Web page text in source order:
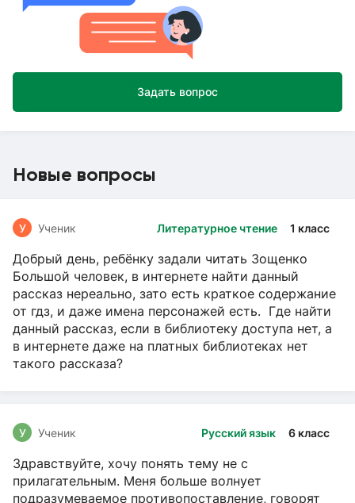
Задать вопрос
Новые вопросы
Литературное чтение 1 класс
У Ученик
Добрый день, ребёнку задали читать Зощенко
Большой человек, в интернете найти данный
рассказ нереально, зато есть краткое содержание
от гдз, и даже имена персонажей есть. Где найти
данный рассказ, если в библиотеку доступа нет, а
в интернете даже на платных библиотеках нет
такого рассказа?
Русский язык 6 класс
У Ученик
Здравствуйте, хочу понять тему не с
прилагательным. Меня больше волнует
подразумеваемое противопоставление, говорят